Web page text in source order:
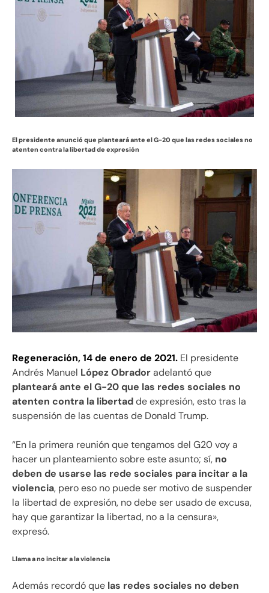
El presidente anunció que planteará ante el G-20 que las redes sociales no
atenten contra la libertad de expresión
Regeneración, 14 de enero de 2021. El presidente
Andrés Manuel López Obradoradelantó que
planteará ante el G-20 que las redes sociales no
atenten contra la libertadde expresión, esto tras la
suspensión de las cuentas de Donald Trump.
“En la primera reunión que tengamos del G20 voy a
hacer un planteamiento sobre este asunto; sí, no
deben de usarse las rede sociales para incitar a la
violencia, pero eso no puede ser motivo de suspender
la libertad de expresión, no debe ser usado de excusa,
hay que garantizar la libertad, no a la censura»,
expresó.
Llama a no incitar a la violencia
Además recordó que las redes sociales no deben